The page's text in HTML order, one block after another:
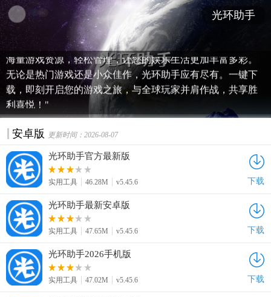
"立即下载光环助手，解锁游戏新体验！无论是寻找最新游戏
资讯，还是享受一键加速、攻略分享，光环助手都是您的必
备选择。最新版下载链接，确保您获得最佳性能与兼容性。
海量游戏资源，轻松管理，让您的娱乐生活更加丰富多彩。
无论是热门游戏还是小众佳作，光环助手应有尽有。一键下
载，即刻开启您的游戏之旅，与全球玩家并肩作战，共享胜
利喜悦！"
光环助手
安卓版 更新时间：2026-08-07
光环助手官方最新版
实用工具 46.28M v5.45.6 下载
光环助手最新安卓版
实用工具 47.65M v5.45.6 下载
光环助手2026手机版
实用工具 47.02M v5.45.6 下载